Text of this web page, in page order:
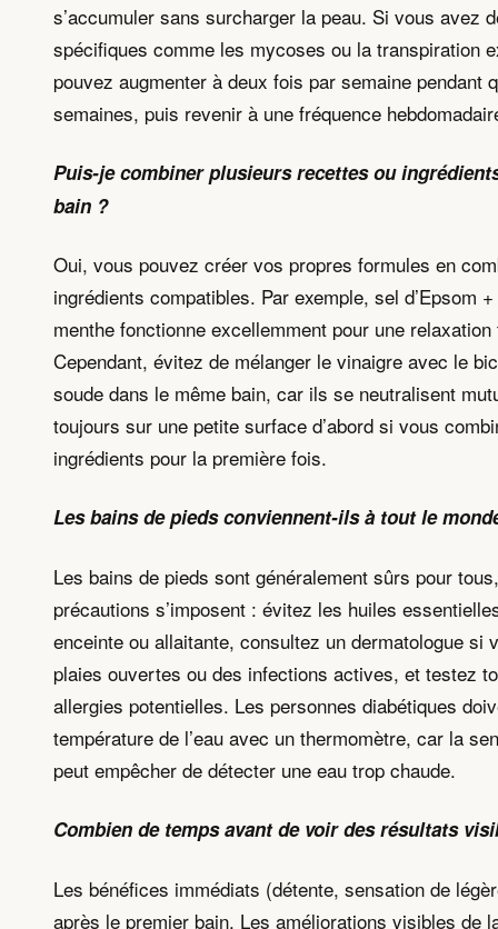
s’accumuler sans surcharger la peau. Si vous avez
spécifiques comme les mycoses ou la transpiration
pouvez augmenter à deux fois par semaine pendant
semaines, puis revenir à une fréquence
Puis-je combiner plusieurs recettes ou
bain ?
Oui, vous pouvez créer vos propres formules en
ingrédients compatibles. Par exemple, sel d’Epsom
menthe fonctionne excellemment pour une
Cependant, évitez de mélanger le vinaigre avec le
soude dans le même bain, car ils se neutralisent
toujours sur une petite surface d’abord si vous
ingrédients pour la première fois.
Les bains de pieds conviennent-ils à tout le
Les bains de pieds sont généralement sûrs pour
précautions s’imposent : évitez les huiles
enceinte ou allaitante, consultez un dermatologue si
plaies ouvertes ou des infections actives, et testez
allergies potentielles. Les personnes diabétiques
température de l’eau avec un thermomètre, car la
peut empêcher de détecter une eau trop chaude.
Combien de temps avant de voir des résultats
Les bénéfices immédiats (détente, sensation de
après le premier bain. Les améliorations visibles de